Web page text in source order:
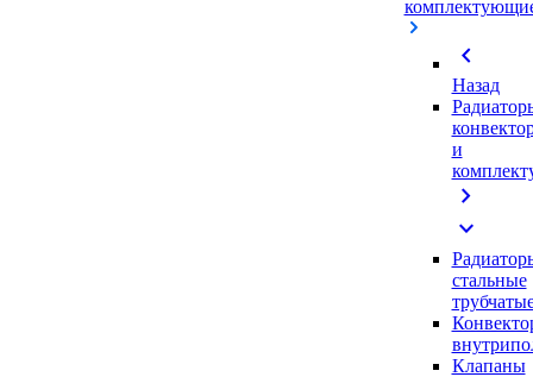
chevron_left
Назад
и
chevron_right
expand_more
стальные
Клапаны